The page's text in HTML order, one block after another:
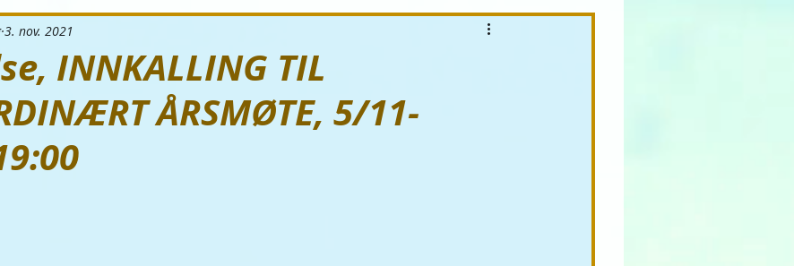
INNKALLING TIL
ÅRSMØTE, 5/11-
3. nov. 2021